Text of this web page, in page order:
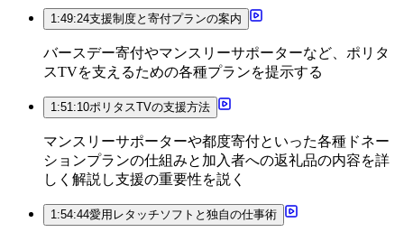
1:49:24支援制度と寄付プランの案内
バースデー寄付やマンスリーサポーターなど、ポリタ
スTVを支えるための各種プランを提示する
1:51:10ポリタスTVの支援方法
マンスリーサポーターや都度寄付といった各種ドネー
ションプランの仕組みと加入者への返礼品の内容を詳
しく解説し支援の重要性を説く
1:54:44愛用レタッチソフトと独自の仕事術